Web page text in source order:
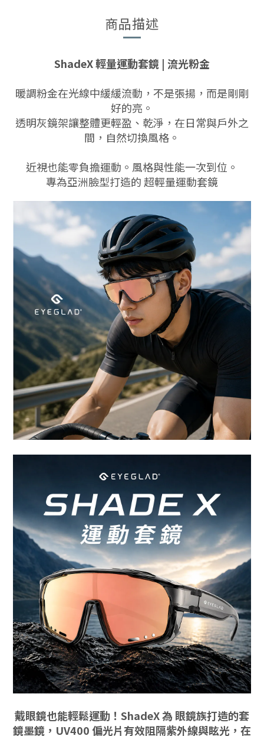
商品描述
ShadeX 輕量運動套鏡 | 流光粉金
暖調粉金在光線中緩緩流動，不是張揚，而是剛剛
好的亮。
透明灰鏡架讓整體更輕盈、乾淨，在日常與戶外之
間，自然切換風格。
近視也能零負擔運動。風格與性能一次到位。
專為亞洲臉型打造的 超輕量運動套鏡
戴眼鏡也能輕鬆運動！ShadeX 為 眼鏡族打造的套
鏡墨鏡，UV400 偏光片有效阻隔紫外線與眩光，在